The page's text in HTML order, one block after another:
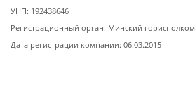
УНП: 192438646
Регистрационный орган: Минский горисполком
Дата регистрации компании: 06.03.2015